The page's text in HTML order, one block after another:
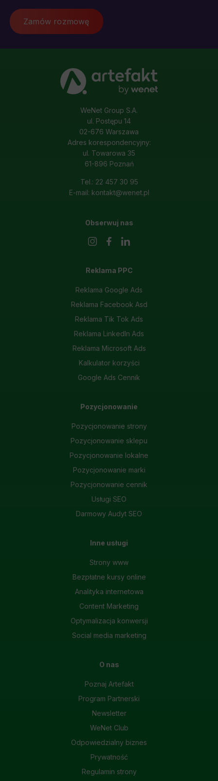
Zamów rozmowę
WeNet Group S.A.
ul. Postępu 14
02-676 Warszawa
Adres korespondencyjny:
ul. Towarowa 35
61-896 Poznań
Tel.: 22 457 30 95
E-mail: kontakt@wenet.pl
Reklama PPC
Reklama Google Ads
Reklama Facebook Asd
Reklama Tik Tok Ads
Reklama LinkedIn Ads
Reklama Microsoft Ads
Kalkulator korzyści
Google Ads Cennik
Pozycjonowanie
Pozycjonowanie strony
Pozycjonowanie sklepu
Pozycjonowanie lokalne
Pozycjonowanie marki
Pozycjonowanie cennik
Usługi SEO
Darmowy Audyt SEO
Inne usługi
Strony www
Bezpłatne kursy online
Analityka internetowa
Content Marketing
Optymalizacja konwersji
Social media marketing
O nas
Poznaj Artefakt
Program Partnerski
Newsletter
WeNet Club
Odpowiedzialny biznes
Prywatność
Regulamin strony
Obserwuj nas